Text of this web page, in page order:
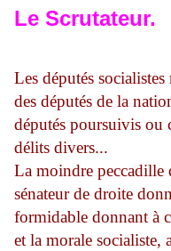
Le Scrutateur.
Les députés socialistes
des députés de la
députés poursuivis ou
délits divers...
La moindre peccadille
sénateur de droite
formidable donnant à
et la morale socialiste,